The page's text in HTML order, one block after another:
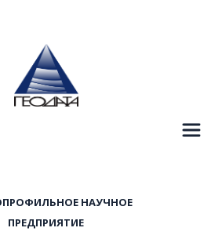
НАУЧНОЕ
ПРЕДПРИЯТИЕ